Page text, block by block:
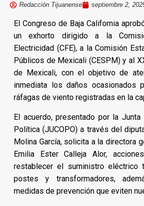
Redacción Tijuanense septiembre 2,
El Congreso de Baja California
un exhorto dirigido a la
Electricidad (CFE), a la Comisión
Públicos de Mexicali (CESPM) y al
de Mexicali, con el objetivo de
inmediata los daños ocasionados
ráfagas de viento registradas en la
El acuerdo, presentado por la Junta
Política (JUCOPO) a través del
Molina García, solicita a la directora
Emilia Ester Calleja Alor,
restablecer el suministro eléctrico
postes y transformadores,
medidas de prevención que eviten